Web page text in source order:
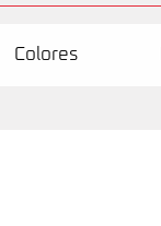
Colores